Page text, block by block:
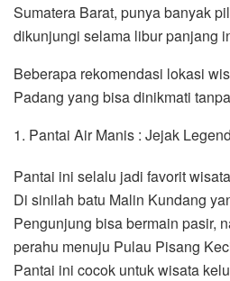
Sumatera Barat, punya banyak
dikunjungi selama libur panjang
Beberapa rekomendasi lokasi
Padang yang bisa dinikmati
1. Pantai Air Manis : Jejak
Pantai ini selalu jadi favorit
Di sinilah batu Malin Kundang
Pengunjung bisa bermain pasir,
perahu menuju Pulau Pisang
Pantai ini cocok untuk wisata